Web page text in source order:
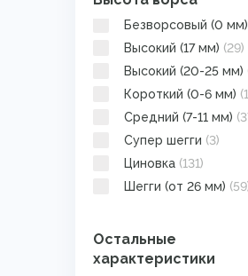
Кантри(11)
Картина(15)
Килим(22)
Классика(1381)
Коровьи шкуры(5)
Кремлевская
Лофт(393)
Минимализм
Модерн (1986)
Неоклассика
Однотонные(158)
Безворсовый (0 мм)
Высокий (17 мм) (29)
Высокий (20-25 мм)
Короткий (0-6 мм)
Средний (7-11 мм)
Супер шегги (3)
Циновка (131)
Шегги (от 26 мм)
Остальные
характеристики